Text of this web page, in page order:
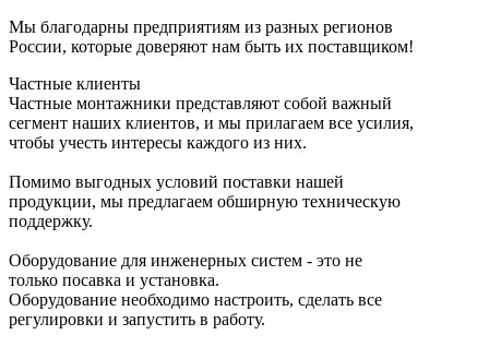
Мы благодарны предприятиям из разных регионов
России, которые доверяют нам быть их поставщиком!
Частные клиенты
Частные монтажники представляют собой важный
сегмент наших клиентов, и мы прилагаем все усилия,
чтобы учесть интересы каждого из них.
Помимо выгодных условий поставки нашей
продукции, мы предлагаем обширную техническую
поддержку.
Оборудование для инженерных систем - это не
только посавка и установка.
Оборудование необходимо настроить, сделать все
регулировки и запустить в работу.